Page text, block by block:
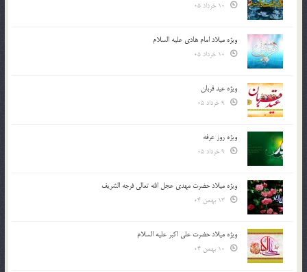
ویژه میلاد امام هادی علیه السلام
ویژه عید قربان
ویژه روز عرفه
ویژه میلاد حضرت مهدی عجل الله تعالی فرجه الشريف
ویژه میلاد حضرت علی اکبر علیه السلام